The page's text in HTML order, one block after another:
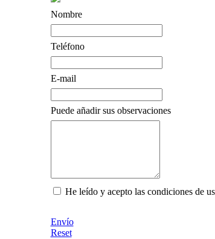
Nombre
Teléfono
E-mail
Puede añadir sus observaciones
He leído y acepto las condiciones de
Envío
Reset